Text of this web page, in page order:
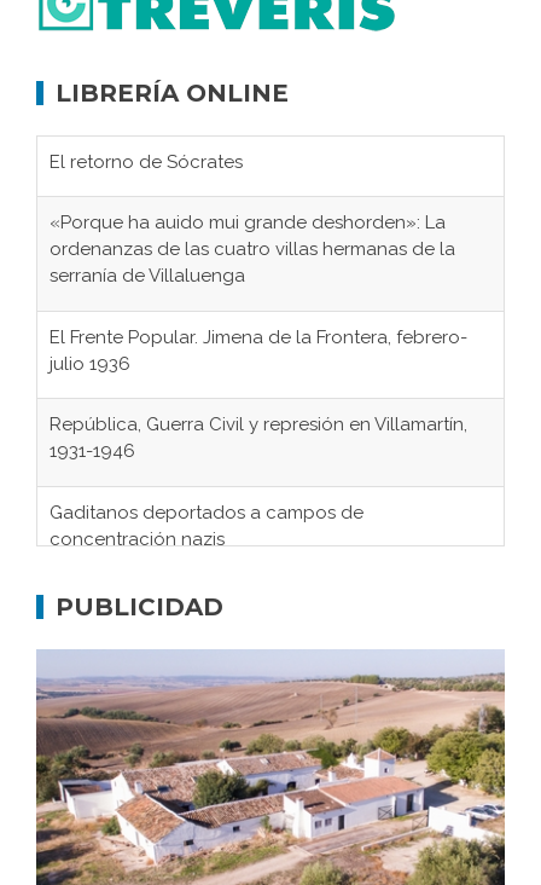
LIBRERÍA ONLINE
El retorno de Sócrates
«Porque ha auido mui grande deshorden»: La
ordenanzas de las cuatro villas hermanas de la
serranía de Villaluenga
El Frente Popular. Jimena de la Frontera, febrero-
julio 1936
República, Guerra Civil y represión en Villamartín,
1931-1946
Gaditanos deportados a campos de
concentración nazis
Don Perafán de Ribera y sus fundaciones de
El Frente Popular. Ubrique, febrero-julio 1936
Juntar las letras. La alfabetización en el campo: del
afán de saber a la autogestión
Historia y vivencias del poblado de Los Hurones